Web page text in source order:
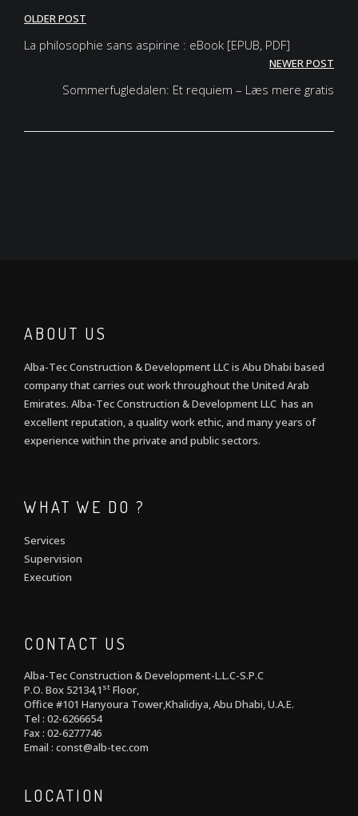
Post
navigation
OLDER POST
La philosophie sans aspirine : eBook [EPUB, PDF]
NEWER POST
Sommerfugledalen: Et requiem – Læs mere gratis
ABOUT US
Alba-Tec Construction & Development LLC is Abu Dhabi based
company that carries out work throughout the United Arab
Emirates. Alba-Tec Construction & Development LLC has an
excellent reputation, a quality work ethic, and many years of
experience within the private and public sectors.
WHAT WE DO ?
Services
Supervision
Execution
CONTACT US
Alba-Tec Construction & Development-L.L.C-S.P.C
P.O. Box 52134,1 st Floor,
Office #101 Hanyoura Tower,Khalidiya, Abu Dhabi, U.A.E.
Tel : 02-6266654
Fax : 02-6277746
Email : const@alb-tec.com
LOCATION